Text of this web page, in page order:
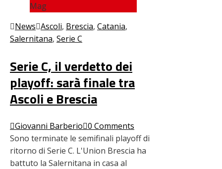
Mag
News Ascoli, Brescia, Catania,
Salernitana, Serie C
Serie C, il verdetto dei
playoff: sarà finale tra
Ascoli e Brescia
Giovanni Barberio 0 Comments
Sono terminate le semifinali playoff di
ritorno di Serie C. L'Union Brescia ha
battuto la Salernitana in casa al